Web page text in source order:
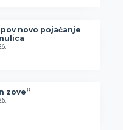
novo pojačanje
zove“